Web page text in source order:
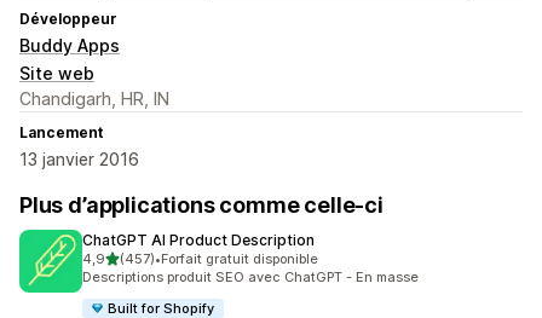
Développeur
Buddy Apps
Site web
Chandigarh, HR, IN
Lancement
13 janvier 2016
Plus d’applications comme celle-ci
ChatGPT AI Product Description
4,9étoile(s) sur 5
(457)
457 avis au total
•Forfait gratuit disponible
Descriptions produit SEO avec ChatGPT - En masse
Built for Shopify